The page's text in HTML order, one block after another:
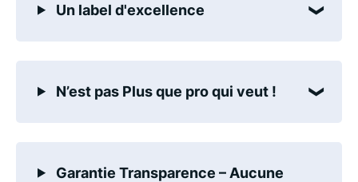
Un label d'excellence
N’est pas Plus que pro qui veut !
Garantie Transparence – Aucune